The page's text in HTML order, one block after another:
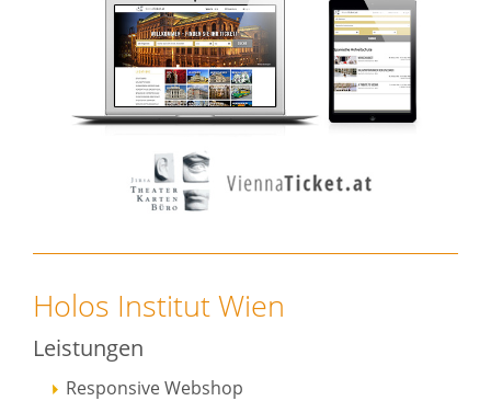
Holos Institut Wien
Leistungen
Responsive Webshop